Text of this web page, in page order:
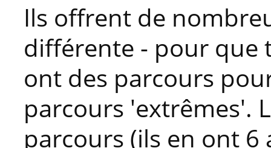
Ils offrent de
différente - pour que
ont des parcours
parcours 'extrêmes'.
parcours (ils en ont